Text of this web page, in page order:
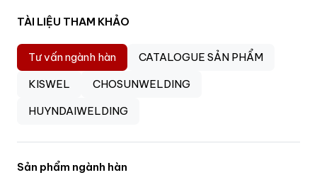
TÀI LIỆU THAM KHẢO
Tư vấn ngành hàn
CATALOGUE SẢN PHẨM
KISWEL
CHOSUNWELDING
HUYNDAIWELDING
Sản phẩm ngành hàn